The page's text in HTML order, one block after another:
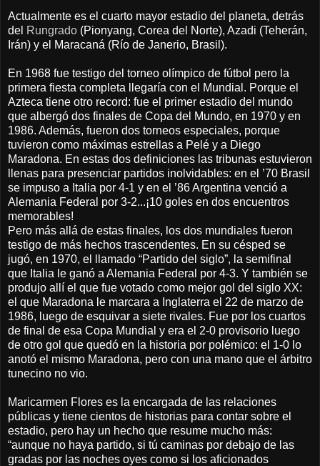
Actualmente es el cuarto mayor estadio del planeta, detrás
del Rungrado (Pionyang, Corea del Norte), Azadi (Teherán,
Irán) y el Maracaná (Río de Janerio, Brasil).
En 1968 fue testigo del torneo olímpico de fútbol pero la
primera fiesta completa llegaría con el Mundial. Porque el
Azteca tiene otro record: fue el primer estadio del mundo
que albergó dos finales de Copa del Mundo, en 1970 y en
1986. Además, fueron dos torneos especiales, porque
tuvieron como máximas estrellas a Pelé y a Diego
Maradona. En estas dos definiciones las tribunas estuvieron
llenas para presenciar partidos inolvidables: en el ’70 Brasil
se impuso a Italia por 4-1 y en el ’86 Argentina venció a
Alemania Federal por 3-2...¡10 goles en dos encuentros
memorables!
Pero más allá de estas finales, los dos mundiales fueron
testigo de más hechos trascendentes. En su césped se
jugó, en 1970, el llamado “Partido del siglo”, la semifinal
que Italia le ganó a Alemania Federal por 4-3. Y también se
produjo allí el que fue votado como mejor gol del siglo XX:
el que Maradona le marcara a Inglaterra el 22 de marzo de
1986, luego de esquivar a siete rivales. Fue por los cuartos
de final de esa Copa Mundial y era el 2-0 provisorio luego
de otro gol que quedó en la historia por polémico: el 1-0 lo
anotó el mismo Maradona, pero con una mano que el árbitro
tunecino no vio.
Maricarmen Flores es la encargada de las relaciones
públicas y tiene cientos de historias para contar sobre el
estadio, pero hay un hecho que resume mucho más:
“aunque no haya partido, si tú caminas por debajo de las
gradas por las noches oyes como si los aficionados